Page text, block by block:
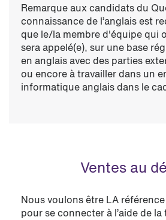
Remarque aux candidats du
connaissance de l’anglais est
que le/la membre d'équipe qui
sera appelé(e), sur une base
en anglais avec des parties
ou encore à travailler dans un
informatique anglais dans le
Ventes au
Nous voulons être LA
pour se connecter à l’aide de